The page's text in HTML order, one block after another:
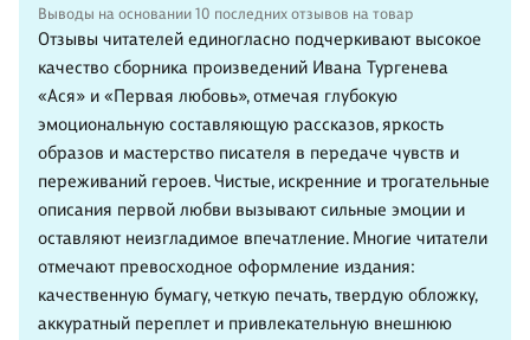
Выводы на основании 10 последних отзывов на товар
Отзывы читателей единогласно подчеркивают высокое
качество сборника произведений Ивана Тургенева
«Ася» и «Первая любовь», отмечая глубокую
эмоциональную составляющую рассказов, яркость
образов и мастерство писателя в передаче чувств и
переживаний героев. Чистые, искренние и трогательные
описания первой любви вызывают сильные эмоции и
оставляют неизгладимое впечатление. Многие читатели
отмечают превосходное оформление издания:
качественную бумагу, четкую печать, твердую обложку,
аккуратный переплет и привлекательную внешнюю